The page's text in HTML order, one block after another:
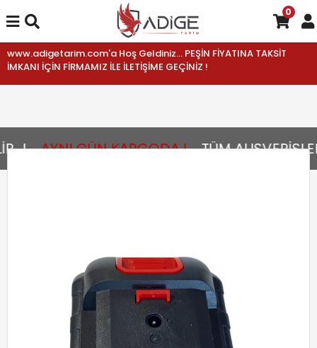
www.adigetarim.com'a Hoş Geldiniz... PEŞİN FİYATINA TAKSİT
İMKANI İÇİN FİRMAMIZ İLE İLETİŞİME GEÇİNİZ !
AYNI GÜN KARGODA ! TÜM
0